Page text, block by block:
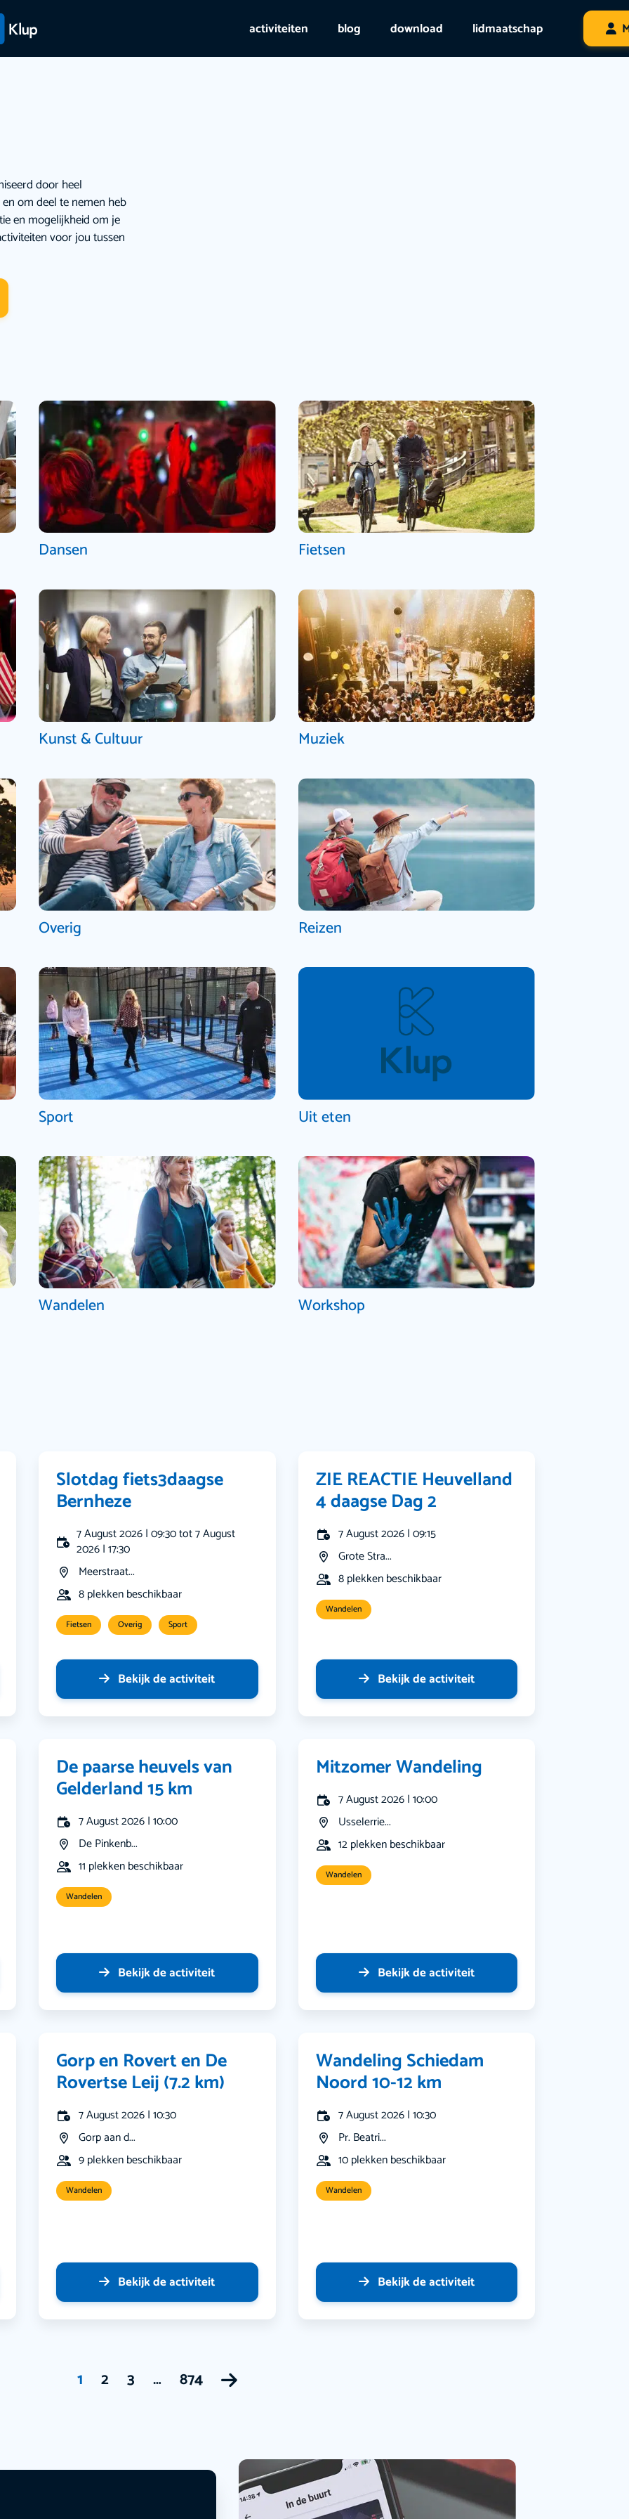
activiteiten blog download lidmaatschap
door heel
om deel te nemen heb
en mogelijkheid om je
voor jou tussen
Dansen Fietsen
Kunst & Cultuur Muziek
Overig Reizen
Sport Uit eten
Wandelen Workshop
Slotdag fiets3daagse
Bernheze
7 August 2026 | 09:30 tot 7 August
2026 | 17:30
Meerstraat...
8 plekken beschikbaar
Fietsen Overig Sport
Bekijk de activiteit
ZIE REACTIE Heuvelland
4 daagse Dag 2
7 August 2026 | 09:15
Grote Stra...
8 plekken beschikbaar
Wandelen
Bekijk de activiteit
De paarse heuvels van
Gelderland 15 km
7 August 2026 | 10:00
De Pinkenb...
11 plekken beschikbaar
Wandelen
Bekijk de activiteit
Mitzomer Wandeling
7 August 2026 | 10:00
Usselerrie...
12 plekken beschikbaar
Wandelen
Bekijk de activiteit
Gorp en Rovert en De
Rovertse Leij (7.2 km)
7 August 2026 | 10:30
Gorp aan d...
9 plekken beschikbaar
Wandelen
Bekijk de activiteit
Wandeling Schiedam
Noord 10-12 km
7 August 2026 | 10:30
Pr. Beatri...
10 plekken beschikbaar
Wandelen
Bekijk de activiteit
1 2 3 … 874